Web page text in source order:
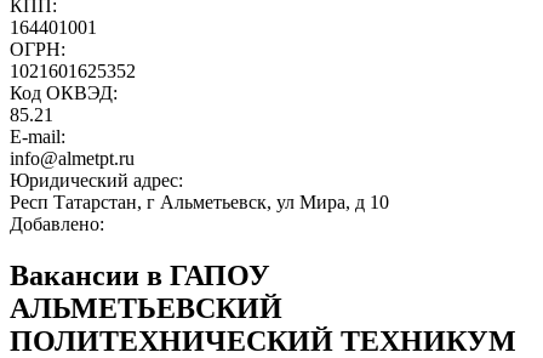
КПП:
164401001
ОГРН:
1021601625352
Код ОКВЭД:
85.21
E-mail:
info@almetpt.ru
Юридический адрес:
Респ Татарстан, г Альметьевск, ул Мира, д 10
Добавлено:
Вакансии в ГАПОУ
АЛЬМЕТЬЕВСКИЙ
ПОЛИТЕХНИЧЕСКИЙ ТЕХНИКУМ